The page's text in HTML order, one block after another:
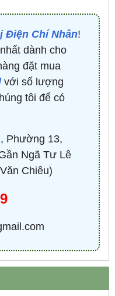
Điện Chí Nhân!
dành cho
đặt mua
với số lượng
tôi để có
Phường 13,
Ngã Tư Lê
Chiêu)